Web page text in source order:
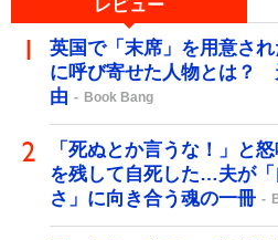
レビュー
英国で「末席」を用意され
に呼び寄せた人物とは？
由
Book Bang
「死ぬとか言うな！」と
を残して自死した…夫が
さ」に向き合う魂の一冊